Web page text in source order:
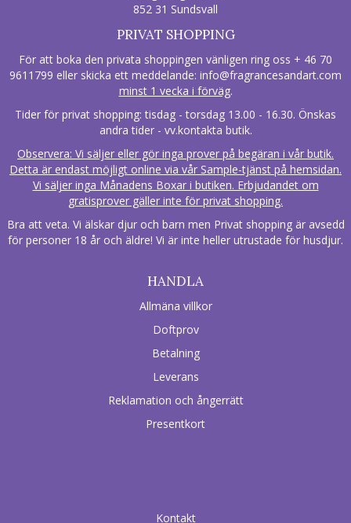
852 31 Sundsvall
PRIVAT SHOPPING
För att boka den privata shoppingen vänligen ring oss + 46 70
9611799 eller skicka ett meddelande: info@fragrancesandart.com
minst 1 vecka i förväg.
Tider för privat shopping: tisdag - torsdag 13.00 - 16.30. Önskas
andra tider - vv.kontakta butik.
Observera: Vi säljer eller gör inga prover på begäran i vår butik.
Detta är endast möjligt online via vår Sample-tjänst på hemsidan.
Vi säljer inga Månadens Boxar i butiken. Erbjudandet om
gratisprover gäller inte för privat shopping.
Bra att veta. Vi älskar djur och barn men Privat shopping är avsedd
för personer 18 år och äldre! Vi är inte heller utrustade för husdjur.
HANDLA
Allmäna villkor
Doftprov
Betalning
Leverans
Reklamation och ångerrätt
Presentkort
Kontakt